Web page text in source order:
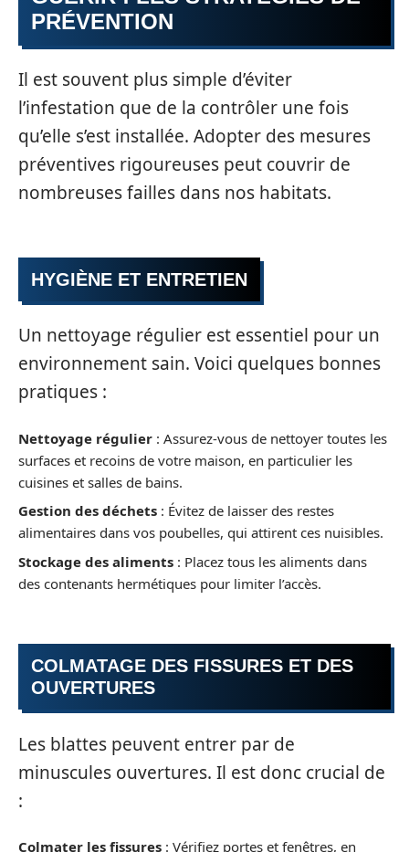
PRÉVENTION
Il est souvent plus simple d’éviter
l’infestation que de la contrôler une fois
qu’elle s’est installée. Adopter des mesures
préventives rigoureuses peut couvrir de
nombreuses failles dans nos habitats.
HYGIÈNE ET ENTRETIEN
Un nettoyage régulier est essentiel pour un
environnement sain. Voici quelques bonnes
pratiques :
Nettoyage régulier : Assurez-vous de nettoyer toutes les
surfaces et recoins de votre maison, en particulier les
cuisines et salles de bains.
Gestion des déchets : Évitez de laisser des restes
alimentaires dans vos poubelles, qui attirent ces nuisibles.
Stockage des aliments : Placez tous les aliments dans
des contenants hermétiques pour limiter l’accès.
COLMATAGE DES FISSURES ET DES
OUVERTURES
Les blattes peuvent entrer par de
minuscules ouvertures. Il est donc crucial de
:
Colmater les fissures : Vérifiez portes et fenêtres, en